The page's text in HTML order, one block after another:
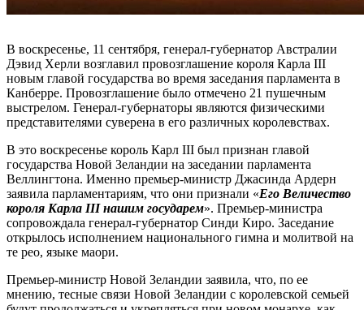
В воскресенье, 11 сентября, генерал-губернатор Австралии
Дэвид Херли возглавил провозглашение короля Карла III
новым главой государства во время заседания парламента в
Канберре. Провозглашение было отмечено 21 пушечным
выстрелом. Генерал-губернаторы являются физическими
представителями суверена в его различных королевствах.
В это воскресенье король Карл III был признан главой
государства Новой Зеландии на заседании парламента
Веллингтона. Именно премьер-министр Джасинда Ардерн
заявила парламентариям, что они признали «Его Величество
короля Карла III нашим государем». Премьер-министра
сопровождала генерал-губернатор Синди Киро. Заседание
открылось исполнением национального гимна и молитвой на
те рео, языке маори.
Премьер-министр Новой Зеландии заявила, что, по ее
мнению, тесные связи Новой Зеландии с королевской семьей